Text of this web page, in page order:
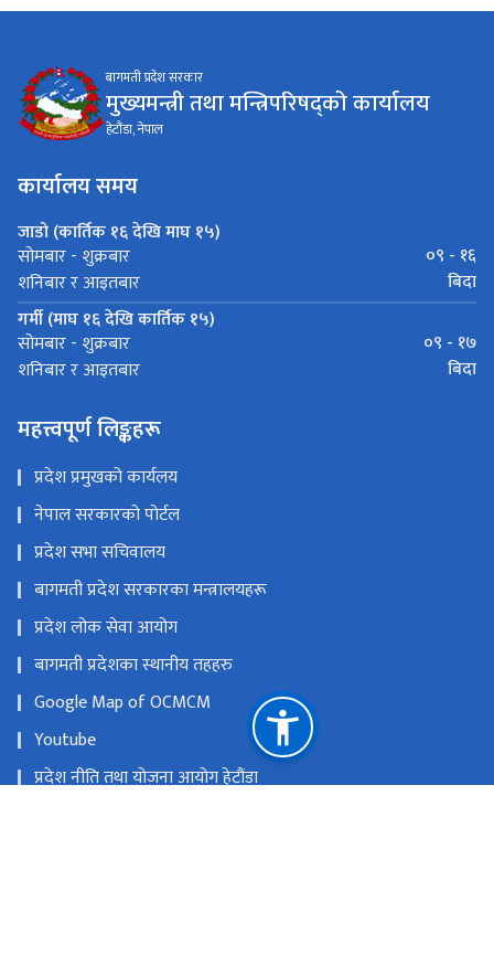
बागमती प्रदेश सरकार
मुख्यमन्त्री तथा मन्त्रिपरिषद्को कार्यालय
हेटौंडा, नेपाल
कार्यालय समय
जाडो (कार्तिक १६ देखि माघ १५)
सोमबार - शुक्रबार
०९ - १६
शनिबार र आइतबार
बिदा
गर्मी (माघ १६ देखि कार्तिक १५)
सोमबार - शुक्रबार
०९ - १७
शनिबार र आइतबार
बिदा
महत्त्वपूर्ण लिङ्कहरू
प्रदेश प्रमुखको कार्यलय
नेपाल सरकारको पोर्टल
प्रदेश सभा सचिवालय
बागमती प्रदेश सरकारका मन्त्रालयहरू
प्रदेश लोक सेवा आयोग
बागमती प्रदेशका स्थानीय तहहरु
Google Map of OCMCM
Youtube
प्रदेश नीति तथा योजना आयोग हेटौंडा